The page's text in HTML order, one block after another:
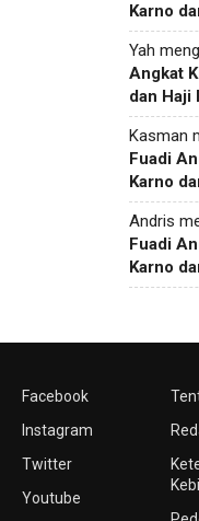
Karno
Yah
Angkat
dan Haji
Kasman
Fuadi
Karno
Andris
Fuadi
Karno
Facebook
Instagram
Twitter
Youtube